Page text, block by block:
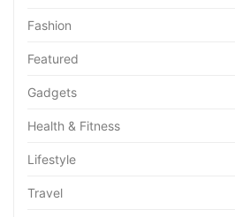
Fashion
Featured
Gadgets
Health & Fitness
Lifestyle
Travel